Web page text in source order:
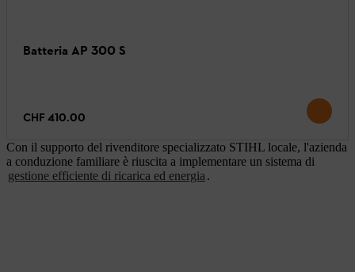
Batteria AP 300 S
CHF 410.00
Con il supporto del rivenditore specializzato STIHL locale, l'azienda
a conduzione familiare è riuscita a implementare un sistema di
gestione efficiente di ricarica ed energia .